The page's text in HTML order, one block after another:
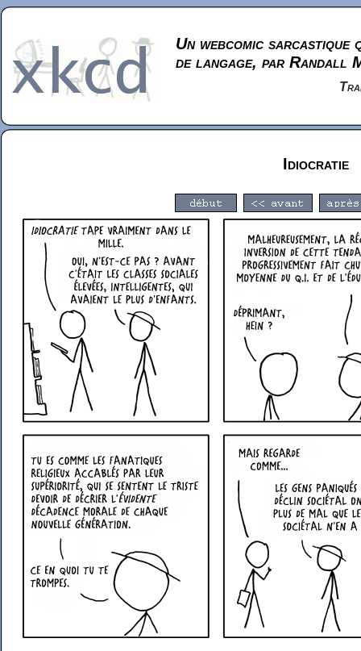
Un webcomic sarcastique
de langage, par Randall
Idiocratie